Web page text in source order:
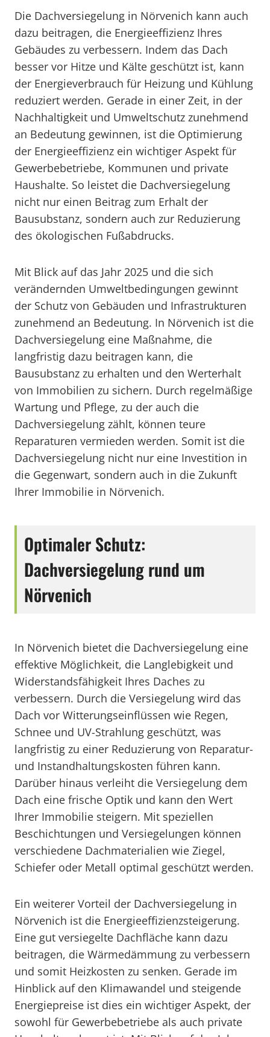
Die Dachversiegelung in Nörvenich kann auch
dazu beitragen, die Energieeffizienz Ihres
Gebäudes zu verbessern. Indem das Dach
besser vor Hitze und Kälte geschützt ist, kann
der Energieverbrauch für Heizung und Kühlung
reduziert werden. Gerade in einer Zeit, in der
Nachhaltigkeit und Umweltschutz zunehmend
an Bedeutung gewinnen, ist die Optimierung
der Energieeffizienz ein wichtiger Aspekt für
Gewerbebetriebe, Kommunen und private
Haushalte. So leistet die Dachversiegelung
nicht nur einen Beitrag zum Erhalt der
Bausubstanz, sondern auch zur Reduzierung
des ökologischen Fußabdrucks.
Mit Blick auf das Jahr 2025 und die sich
verändernden Umweltbedingungen gewinnt
der Schutz von Gebäuden und Infrastrukturen
zunehmend an Bedeutung. In Nörvenich ist die
Dachversiegelung eine Maßnahme, die
langfristig dazu beitragen kann, die
Bausubstanz zu erhalten und den Werterhalt
von Immobilien zu sichern. Durch regelmäßige
Wartung und Pflege, zu der auch die
Dachversiegelung zählt, können teure
Reparaturen vermieden werden. Somit ist die
Dachversiegelung nicht nur eine Investition in
die Gegenwart, sondern auch in die Zukunft
Ihrer Immobilie in Nörvenich.
Optimaler Schutz:
Dachversiegelung rund um
Nörvenich
In Nörvenich bietet die Dachversiegelung eine
effektive Möglichkeit, die Langlebigkeit und
Widerstandsfähigkeit Ihres Daches zu
verbessern. Durch die Versiegelung wird das
Dach vor Witterungseinflüssen wie Regen,
Schnee und UV-Strahlung geschützt, was
langfristig zu einer Reduzierung von Reparatur-
und Instandhaltungskosten führen kann.
Darüber hinaus verleiht die Versiegelung dem
Dach eine frische Optik und kann den Wert
Ihrer Immobilie steigern. Mit speziellen
Beschichtungen und Versiegelungen können
verschiedene Dachmaterialien wie Ziegel,
Schiefer oder Metall optimal geschützt werden.
Ein weiterer Vorteil der Dachversiegelung in
Nörvenich ist die Energieeffizienzsteigerung.
Eine gut versiegelte Dachfläche kann dazu
beitragen, die Wärmedämmung zu verbessern
und somit Heizkosten zu senken. Gerade im
Hinblick auf den Klimawandel und steigende
Energiepreise ist dies ein wichtiger Aspekt, der
sowohl für Gewerbebetriebe als auch private